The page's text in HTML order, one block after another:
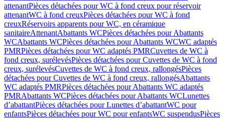
attenantPièces détachées pour WC à fond creux pour réservoir
attenantWC à fond creuxPièces détachées pour WC à fond
creuxRéservoirs apparents pour WC, en céramique
sanitaireAttenantAbattants WCPièces détachées pour Abattants
WCAbattants WCPièces détachées pour Abattants WCWC adaptés
PMRPièces détachées pour WC adaptés PMRCuvettes de WC à
fond creux, surélevésPièces détachées pour Cuvettes de WC à fond
creux, surélevésCuvettes de WC à fond creux, rallongésPièces
détachées pour Cuvettes de WC à fond creux, rallongésAbattants
WC adaptés PMRPièces détachées pour Abattants WC adaptés
PMRAbattants WCPièces détachées pour Abattants WCLunettes
d’abattantPièces détachées pour Lunettes d’abattantWC pour
enfantsPièces détachées pour WC pour enfantsWC suspendusPièces